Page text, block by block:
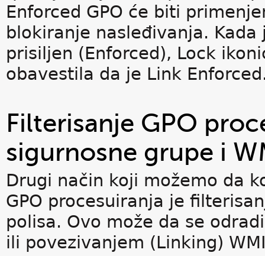
Enforced GPO će biti
blokiranje nasleđivanja.
prisiljen (Enforced), Lock
obavestila da je Link
Filterisanje GPO
sigurnosne grupe i
Drugi način koji možemo da
GPO procesuiranja je
polisa. Ovo može da se
ili povezivanjem (Linking)